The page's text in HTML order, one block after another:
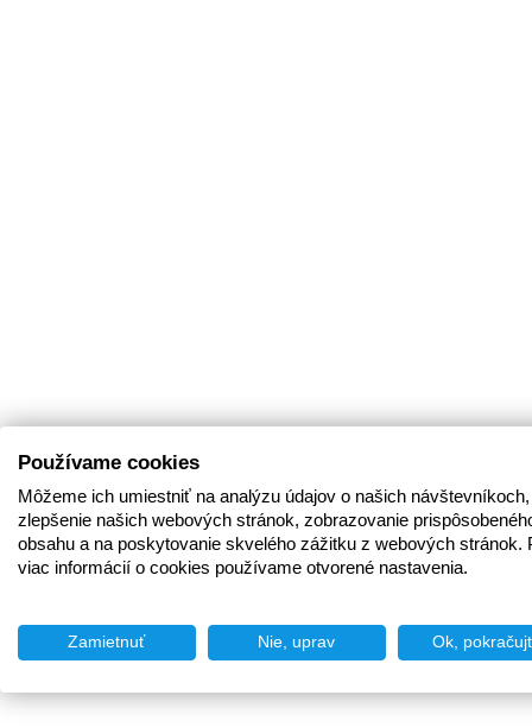
Používame cookies
Môžeme ich umiestniť na analýzu údajov o našich
zlepšenie našich webových stránok, zobrazovanie
obsahu a na poskytovanie skvelého zážitku z webových stránok.
viac informácií o cookies používame otvorené nastavenia.
Zamietnuť Nie, uprav Ok,